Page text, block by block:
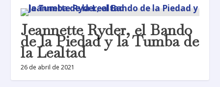
Jeannette Ryder, el Bando
de la Piedad y la Tumba de
la Lealtad
26 de abril de 2021